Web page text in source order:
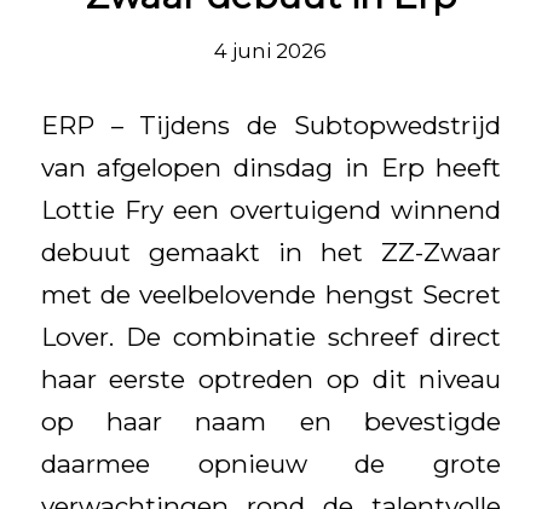
4 juni 2026
ERP – Tijdens de Subtopwedstrijd
van afgelopen dinsdag in Erp heeft
Lottie Fry een overtuigend winnend
debuut gemaakt in het ZZ-Zwaar
met de veelbelovende hengst Secret
Lover. De combinatie schreef direct
haar eerste optreden op dit niveau
op haar naam en bevestigde
daarmee opnieuw de grote